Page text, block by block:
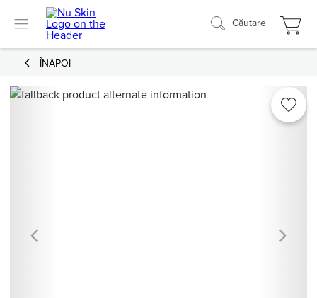
Căutare
ÎNAPOI